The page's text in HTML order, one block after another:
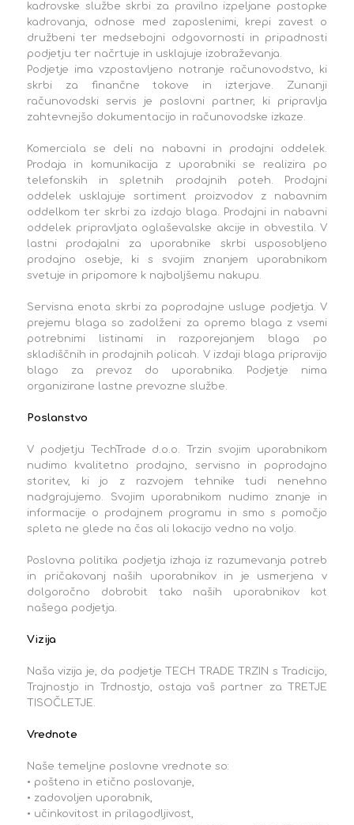
kadrovske službe skrbi za pravilno izpeljane postopke
kadrovanja, odnose med zaposlenimi, krepi zavest o
družbeni ter medsebojni odgovornosti in pripadnosti
podjetju ter načrtuje in usklajuje izobraževanja.
Podjetje ima vzpostavljeno notranje računovodstvo, ki
skrbi za finančne tokove in izterjave. Zunanji
računovodski servis je poslovni partner, ki pripravlja
zahtevnejšo dokumentacijo in računovodske izkaze.
Komerciala se deli na nabavni in prodajni oddelek.
Prodaja in komunikacija z uporabniki se realizira po
telefonskih in spletnih prodajnih poteh. Prodajni
oddelek usklajuje sortiment proizvodov z nabavnim
oddelkom ter skrbi za izdajo blaga. Prodajni in nabavni
oddelek pripravljata oglaševalske akcije in obvestila. V
lastni prodajalni za uporabnike skrbi usposobljeno
prodajno osebje, ki s svojim znanjem uporabnikom
svetuje in pripomore k najboljšemu nakupu.
Servisna enota skrbi za poprodajne usluge podjetja. V
prejemu blaga so zadolženi za opremo blaga z vsemi
potrebnimi listinami in razporejanjem blaga po
skladiščnih in prodajnih policah. V izdaji blaga pripravijo
blago za prevoz do uporabnika. Podjetje nima
organizirane lastne prevozne službe.
Poslanstvo
V podjetju TechTrade d.o.o. Trzin svojim uporabnikom
nudimo kvalitetno prodajno, servisno in poprodajno
storitev, ki jo z razvojem tehnike tudi nenehno
nadgrajujemo. Svojim uporabnikom nudimo znanje in
informacije o prodajnem programu in smo s pomočjo
spleta ne glede na čas ali lokacijo vedno na voljo.
Poslovna politika podjetja izhaja iz razumevanja potreb
in pričakovanj naših uporabnikov in je usmerjena v
dolgoročno dobrobit tako naših uporabnikov kot
našega podjetja.
Vizija
Naša vizija je, da podjetje TECH TRADE TRZIN s Tradicijo,
Trajnostjo in Trdnostjo, ostaja vaš partner za TRETJE
TISOČLETJE.
Vrednote
Naše temeljne poslovne vrednote so:
• pošteno in etično poslovanje,
• zadovoljen uporabnik,
• učinkovitost in prilagodljivost,